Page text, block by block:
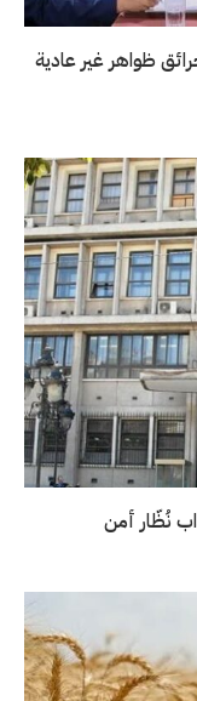
ظواهر غير عادية
نُظّار أمن